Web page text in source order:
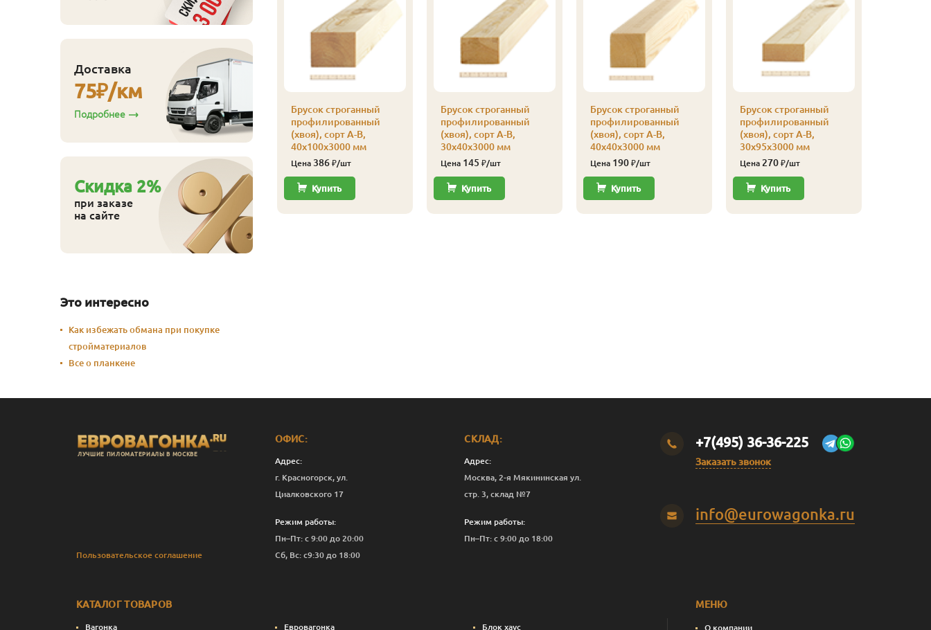
строганный
Брусок строганный
профилированный
(хвоя), сорт А-В,
40х100х3000 мм
Цена 386₽/шт
Купить
Брусок строганный
профилированный
(хвоя), сорт А-В,
30х40х3000 мм
Цена 145 ₽/шт
Купить
Брусок строганный
профилированный
(хвоя), сорт А-В,
40х40х3000 мм
Цена 190₽/шт
Купить
Брусок строганный
профилированный
(хвоя), сорт А-В,
30х95х3000 мм
Цена 270₽/шт
Купить
Доставка
75₽/км
Подробнее
Cкидка 2%
при заказе
на сайте
Это интересно
Как избежать обмана при покупке
стройматериалов
Все о планкене
ЛУЧШИЕ ПИЛОМАТЕРИАЛЫ В МОСКВЕ
Пользовательское соглашение
ОФИС:
Адрес:
г. Красногорск, ул.
Циалковского 17
Режим работы:
Пн–Пт: с 9:00 до 20:00
Сб, Вс: с9:30 до 18:00
СКЛАД:
Адрес:
Москва, 2-я Мякининская ул.
стр. 3, склад №7
Режим работы:
Пн–Пт: с 9:00 до 18:00
+7(495) 36-36-225
Заказать звонок
info@eurowagonka.ru
КАТАЛОГ ТОВАРОВ
Вагонка Евровагонка Блок хаус
МЕНЮ
О компании